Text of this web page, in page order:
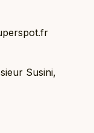
Susini,